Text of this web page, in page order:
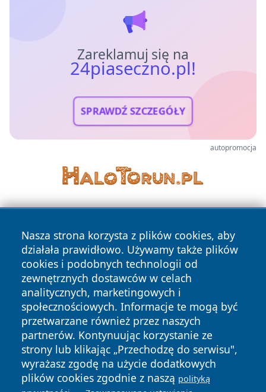
Zareklamuj się na
24piaseczno.pl!
SPRAWDŹ SZCZEGÓŁY
autopromocja
Nasza strona korzysta z plików cookies, aby
działała prawidłowo. Używamy także plików
cookies i podobnych technologii od
zewnętrznych dostawców w celach
analitycznych, marketingowych i
społecznościowych. Informacje te mogą być
przetwarzane również przez naszych
partnerów. Kontynuując korzystanie ze
strony lub klikając „Przechodzę do serwisu",
wyrażasz zgodę na użycie dodatkowych
plików cookies zgodnie z naszą polityką
Copyright © 2026 24piaseczno.pl Wszystkie prawa
zastrzeżone.
News Autorzy
Polityka
Prywatności
Polityka
Cookies